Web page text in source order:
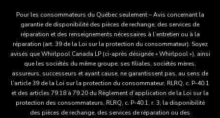
Pour les consommateurs du Québec seulement – Avis concernant la
garantie de disponibilité des pièces de rechange, des services de
réparation et des renseignements nécessaires à l’entretien ou à la
réparation (art. 39 de la Loi sur la protection du consommateur). Soyez
avisés que Whirlpool Canada LP (ci-après désignée « Whirlpool »), ainsi
que les sociétés du même groupe, ses filiales, sociétés mères,
assureurs, successeurs et ayant cause, ne garantissent pas, au sens de
l’article 39 de la Loi sur la protection du consommateur, RLRQ, c. P-40.1
et des articles 79.18 à 79.20 du Règlement d’application de la Loi sur la
protection des consommateurs, RLRQ, c. P-40.1, r. 3, la disponibilité
des pièces de rechange, des services de réparation ou des